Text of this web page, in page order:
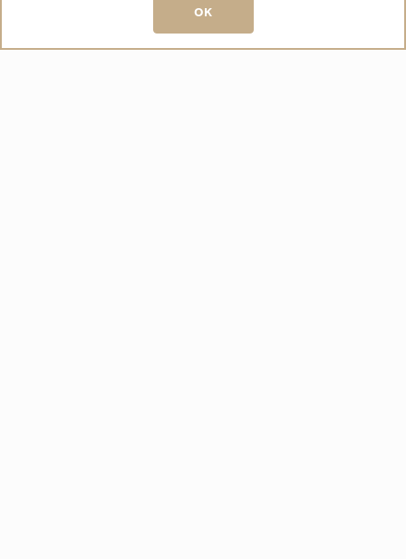
пн-вс 10:00 - 19:00
E-mail:
info@baza-plitki.ru
OK